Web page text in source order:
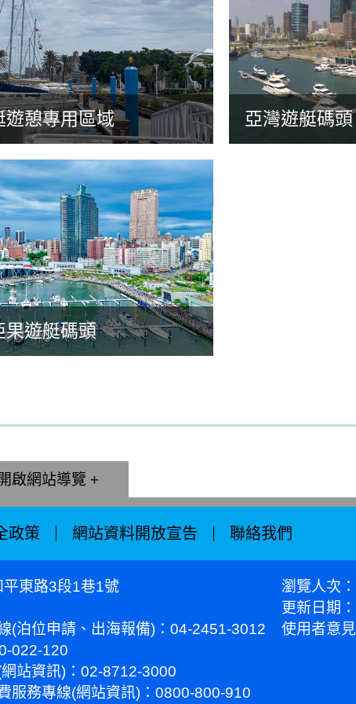
遊憩專用區域 亞灣遊艇碼頭
果遊艇碼頭
網站導覽
政策 網站資料開放宣告 聯絡我們
東路3段1巷1號
(泊位申請、出海報備)：04-2451-3012
022-120
站資訊)：02-8712-3000
服務專線(網站資訊)：0800-800-910
瀏覽人次：
更新日期：
使用者意